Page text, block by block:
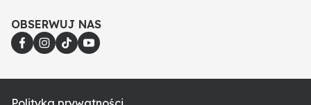
OBSERWUJ NAS